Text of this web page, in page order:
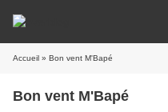
Accueil » Bon vent M'Bapé
Bon vent M'Bapé